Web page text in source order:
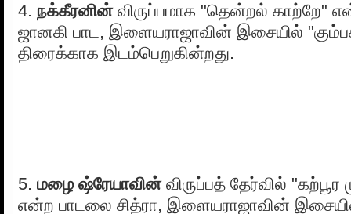
4. நக்கீரனின்விருப்பமாக "தென்றல் காற்றே"
ஜானகி பாட, இளையராஜாவின் இசையில்
திரைக்காக இடம்பெறுகின்றது.
5. மழை ஷ்ரேயாவின்விருப்பத் தேர்வில்
என்ற பாடலை சித்ரா, இளையராஜாவின்